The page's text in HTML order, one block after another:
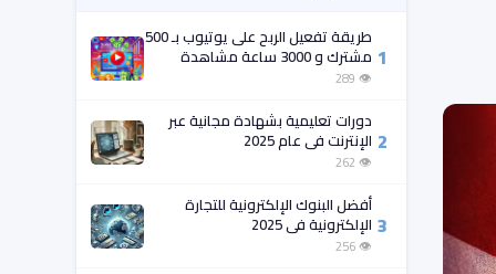
1
طريقة تفعيل الربح على يوتيوب بـ 500
مشترك و 3000 ساعة مشاهدة
فقط!
👁 289
2
دورات تعليمية بشهادة مجانية عبر
الإنترنت في عام 2025
👁 262
3
أفضل البنوك الإلكترونية للتجارة
الإلكترونية في 2025
👁 256